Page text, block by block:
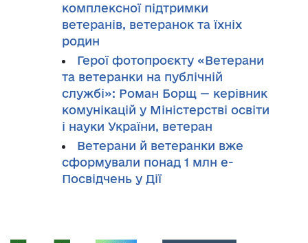
комплексної підтримки
ветеранів, ветеранок та їхніх
родин
Герої фотопроєкту «Ветерани
та ветеранки на публічній
службі»: Роман Борщ — керівник
комунікацій у Міністерстві освіти
і науки України, ветеран
Ветерани й ветеранки вже
сформували понад 1 млн е-
Посвідчень у Дії